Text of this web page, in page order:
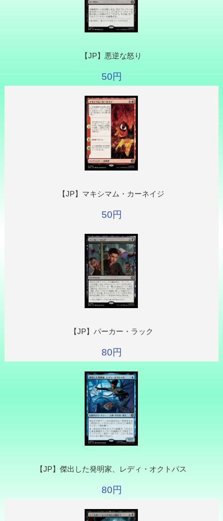
【JP】悪逆な怒り
50円
【JP】マキシマム・カーネイジ
50円
【JP】パーカー・ラック
80円
【JP】傑出した発明家、レディ・オクトパス
80円